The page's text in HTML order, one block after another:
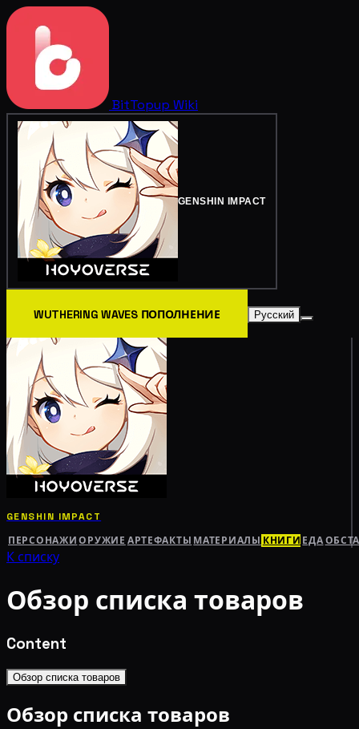
BitTopup Wiki
GENSHIN IMPACT
WUTHERING WAVES ПОПОЛНЕНИЕ Русский
GENSHIN IMPACT
ПЕРСОНАЖИ ОРУЖИЕ АРТЕФАКТЫ МАТЕРИАЛЫ КНИГИ ЕДА
К списку
Обзор списка товаров
Content
Обзор списка товаров
Обзор списка товаров